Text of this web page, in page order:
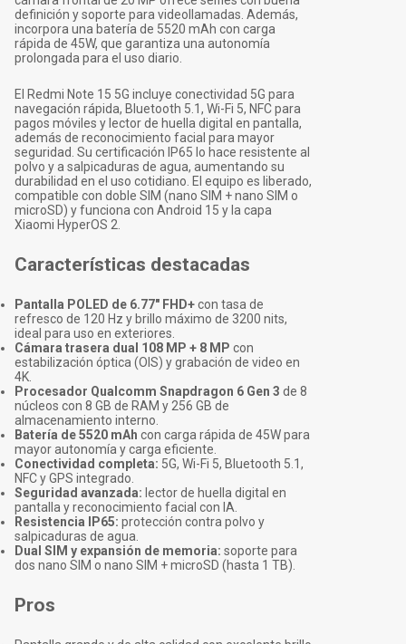
definición y soporte para videollamadas. Además,
incorpora una batería de 5520 mAh con carga
rápida de 45W, que garantiza una autonomía
prolongada para el uso diario.
El Redmi Note 15 5G incluye conectividad 5G para
navegación rápida, Bluetooth 5.1, Wi-Fi 5, NFC para
pagos móviles y lector de huella digital en pantalla,
además de reconocimiento facial para mayor
seguridad. Su certificación IP65 lo hace resistente al
polvo y a salpicaduras de agua, aumentando su
durabilidad en el uso cotidiano. El equipo es liberado,
compatible con doble SIM (nano SIM + nano SIM o
microSD) y funciona con Android 15 y la capa
Xiaomi HyperOS 2.
Características destacadas
Pantalla POLED de 6.77" FHD+con tasa de
refresco de 120 Hz y brillo máximo de 3200 nits,
ideal para uso en exteriores.
Cámara trasera dual 108 MP + 8 MP con
estabilización óptica (OIS) y grabación de video en
4K.
Procesador Qualcomm Snapdragon 6 Gen 3 de 8
núcleos con 8 GB de RAM y 256 GB de
almacenamiento interno.
Batería de 5520 mAh con carga rápida de 45W para
mayor autonomía y carga eficiente.
Conectividad completa: 5G, Wi-Fi 5, Bluetooth 5.1,
NFC y GPS integrado.
Seguridad avanzada: lector de huella digital en
pantalla y reconocimiento facial con IA.
Resistencia IP65: protección contra polvo y
salpicaduras de agua.
Dual SIM y expansión de memoria: soporte para
dos nano SIM o nano SIM + microSD (hasta 1 TB).
Pros